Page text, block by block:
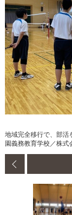
地域完全移行で、部活
園義務教育学校／株式